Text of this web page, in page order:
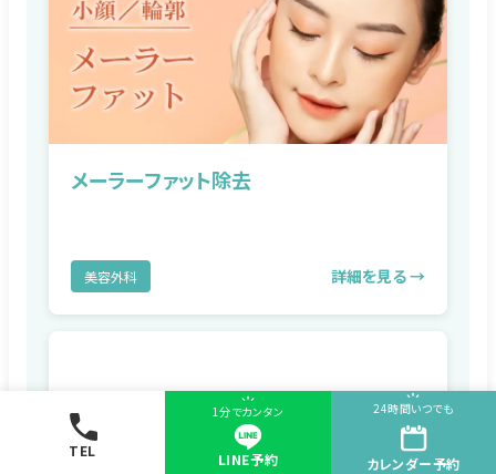
TEL
1分でカンタン
LINE予約
24時間いつでも
カレンダー予約
メーラーファット除去
美容外科 詳細を見る →
詳細を見る →